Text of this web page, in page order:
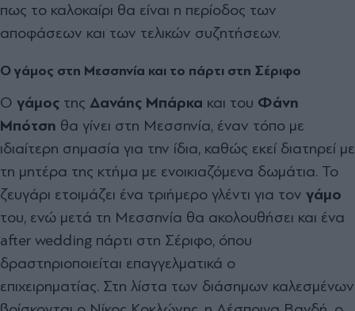
πως το καλοκαίρι θα είναι η περίοδος των
αποφάσεων και των τελικών συζητήσεων.
Ο γάμος στη Μεσσηνία και το πάρτι στη Σέριφο
Ο γάμος της Δανάης Μπάρκα και του Φάνη
Μπότση θα γίνει στη Μεσσηνία, έναν τόπο με
ιδιαίτερη σημασία για την ίδια, καθώς εκεί διατηρεί με
τη μητέρα της κτήμα με ενοικιαζόμενα δωμάτια. Το
ζευγάρι ετοιμάζει ένα τριήμερο γλέντι για τον γάμο
του, ενώ μετά τη Μεσσηνία θα ακολουθήσει και ένα
after wedding πάρτι στη Σέριφο, όπου
δραστηριοποιείται επαγγελματικά ο
επιχειρηματίας. Στη λίστα των διάσημων καλεσμένων